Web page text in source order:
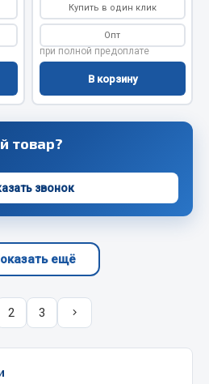
(SHACMAN)Купить в один клик
Опт
при полной предоплате
В корзину
товар?
звонок
ещё
2 3